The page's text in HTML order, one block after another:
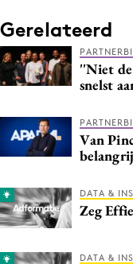
Gerelateerd
''Niet
snelst
Van
DATA &
Zeg
DATA &